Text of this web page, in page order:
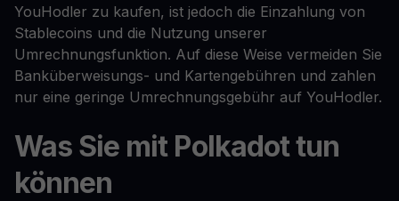
YouHodler zu kaufen, ist jedoch die Einzahlung von
Stablecoins und die Nutzung unserer
Umrechnungsfunktion. Auf diese Weise vermeiden Sie
Banküberweisungs- und Kartengebühren und zahlen
nur eine geringe Umrechnungsgebühr auf YouHodler.
Was Sie mit Polkadot tun
können